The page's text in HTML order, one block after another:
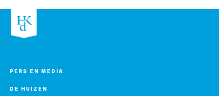
PERS EN MEDIA
DE HUIZEN